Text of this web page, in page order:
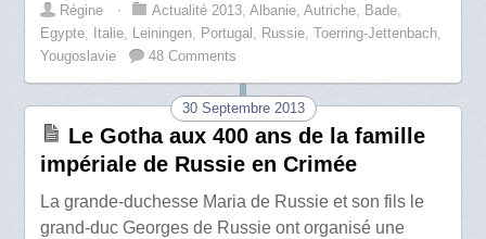
Régine ⋅ Actualité 2013,Albanie,Autriche, Bade,
Egypte, Italie, Leiningen, Portugal , Russie,Toerring-Jettenbach,
Yougoslavie
48 Comments
30 Septembre 2013
Le Gotha aux 400 ans de la famille
impériale de Russie en Crimée
La grande-duchesse Maria de Russie et son fils le
grand-duc Georges de Russie ont organisé une